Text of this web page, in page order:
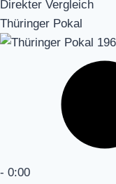
Direkter Vergleich
Thüringer Pokal
- 0:00